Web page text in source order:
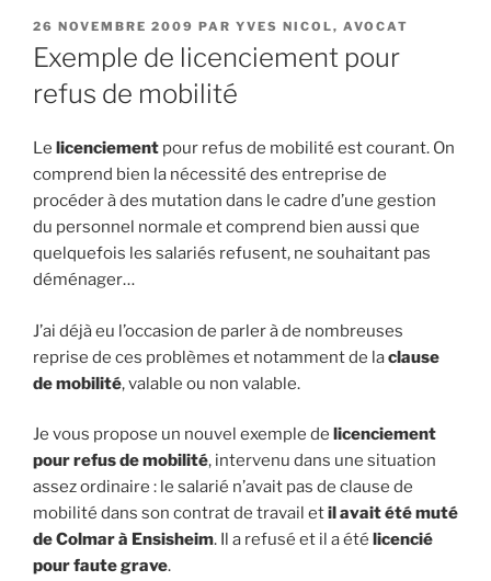
PUBLIÉ
LE
26 NOVEMBRE 2009 PAR YVES NICOL, AVOCAT
Exemple de licenciement pour
refus de mobilité
Le licenciement pour refus de mobilité est courant. On
comprend bien la nécessité des entreprise de
procéder à des mutation dans le cadre d’une gestion
du personnel normale et comprend bien aussi que
quelquefois les salariés refusent, ne souhaitant pas
déménager…
J’ai déjà eu l’occasion de parler à de nombreuses
reprise de ces problèmes et notamment de laclause
de mobilité, valable ou non valable.
Je vous propose un nouvel exemple de licenciement
pour refus de mobilité, intervenu dans une situation
assez ordinaire : le salarié n’avait pas de clause de
mobilité dans son contrat de travail etil avait été muté
de Colmar à Ensisheim. Il a refusé et il a été licencié
pour faute grave.